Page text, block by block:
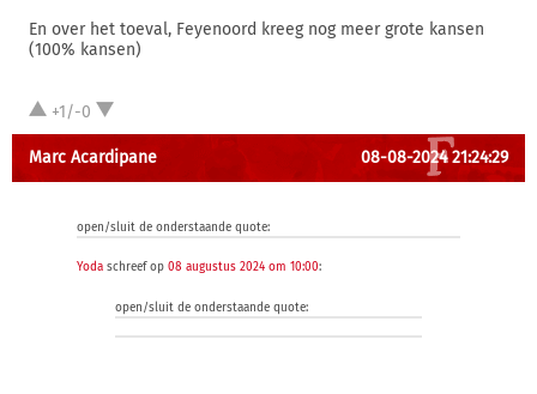
En over het toeval, Feyenoord kreeg nog meer grote kansen
(100% kansen)
+1/-0
Marc Acardipane 08-08-2024 21:24:29
open/sluit de onderstaande quote:
Yoda schreef op 08 augustus 2024 om 10:00:
open/sluit de onderstaande quote: